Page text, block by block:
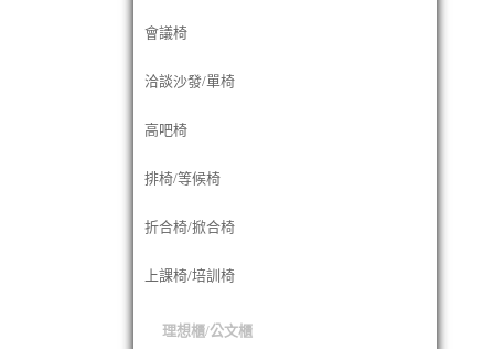
會議椅
洽談沙發/單椅
高吧椅
排椅/等候椅
折合椅/掀合椅
上課椅/培訓椅
理想櫃/公文櫃